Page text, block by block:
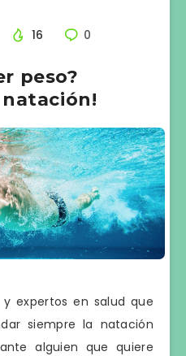
16 0
peso?
expertos en salud que
siempre la natación
alguien que quiere